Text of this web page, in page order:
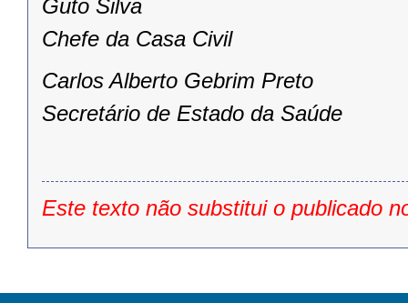
Guto Silva
Chefe da Casa Civil
Carlos Alberto Gebrim Preto
Secretário de Estado da Saúde
Este texto não substitui o publicado